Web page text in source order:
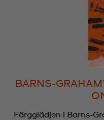
BARNS-
Färgglädjen i Barns-